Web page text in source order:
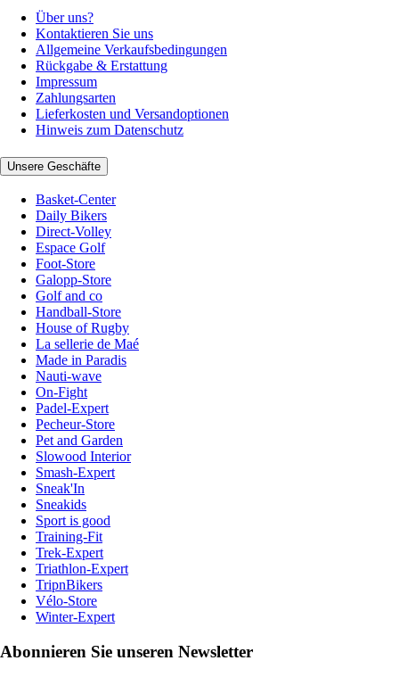
Über uns?
Kontaktieren Sie uns
Allgemeine Verkaufsbedingungen
Rückgabe & Erstattung
Impressum
Zahlungsarten
Lieferkosten und Versandoptionen
Hinweis zum Datenschutz
Unsere Geschäfte
Basket-Center
Daily Bikers
Direct-Volley
Espace Golf
Foot-Store
Galopp-Store
Golf and co
Handball-Store
House of Rugby
La sellerie de Maé
Made in Paradis
Nauti-wave
On-Fight
Padel-Expert
Pecheur-Store
Pet and Garden
Slowood Interior
Smash-Expert
Sneak'In
Sneakids
Sport is good
Training-Fit
Trek-Expert
Triathlon-Expert
TripnBikers
Vélo-Store
Winter-Expert
Abonnieren Sie unseren Newsletter